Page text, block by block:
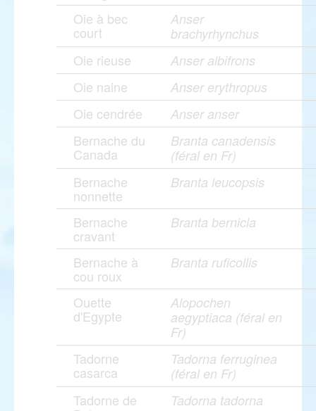
Oie à bec
court
Anser
brachyrhynchus
Oie rieuse Anser albifrons
Oie naine Anser erythropus
Oie cendrée Anser anser
Bernache du
Canada
Branta canadensis
(féral en Fr)
Bernache
nonnette
Branta leucopsis
Bernache
cravant
Branta bernicla
Bernache à
cou roux
Branta ruficollis
Ouette
d'Egypte
Alopochen
aegyptiaca (féral en
Fr)
Tadorne
casarca
Tadorna ferruginea
(féral en Fr)
Tadorne de Tadorna tadorna